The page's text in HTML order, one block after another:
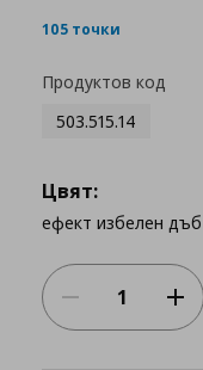
105 точки
Продуктов код
503.515.14
Цвят:
ефект избелен дъб